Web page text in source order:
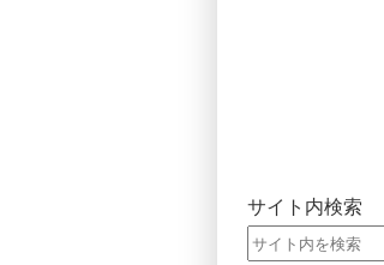
サイト内検索